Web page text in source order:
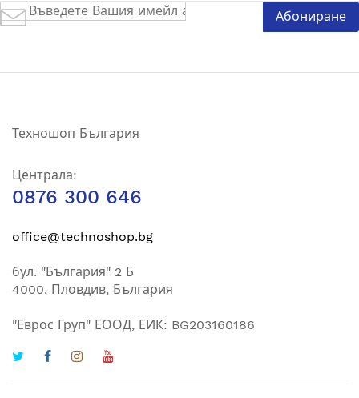
Абонирай
се
Абониране
Техношоп България
Централа:
0876 300 646
office@technoshop.bg
бул. "България" 2 Б
4000, Пловдив, България
"Еврос Груп" ЕООД, ЕИК: BG203160186